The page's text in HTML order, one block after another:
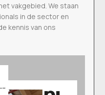
vakgebied. We staan
in de sector en
kennis van ons